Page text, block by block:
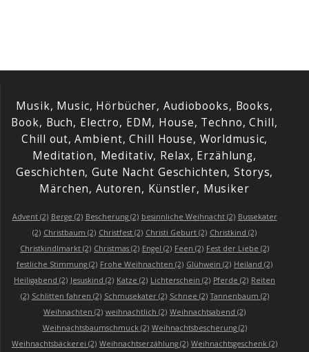
Musik, Music, Hörbücher, Audiobooks, Books,
Book, Buch, Electro, EDM, House, Techno, Chill,
Chill out, Ambient, Chill House, Worldmusic,
Meditation, Meditativ, Relax, Erzählung,
Geschichten, Gute Nacht Geschichten, Storys,
Märchen, Autoren, Künstler, Musiker
Advent(2) Berge (2) Bescherung(2) besinnliche Weihnacht(2) Bussekater
(2) Christbaum (2) Christfest (2) Christi Geburt (2) Christkind (2)
Christkindlmarkt (2) Christmas (2) Engel (2) Feen (2) Fest der Liebe (2)
festliche Stimmung (2) Frohe Weihnachten (2) Glühwein (2) Heiland (2)
Heiligabend (2) Jesuskind (2) Katze (2) Lichterschein (2) Pferde (2) Reiten
(2) Schlitten fahren (2) Schmusekater(2) Schnee (2) Tannenbaum (2)
Weihnachten (2) weihnachtlich (2) Weihnachtsabend (2)
Weihnachtsbaumschmuck(2) Weihnachtsbescherung(2)
Weihnachtsbäckerei (2) Weihnachtserzählung (2) Weihnachtsgeschenk (2)